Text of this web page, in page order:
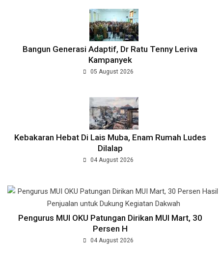
Bangun Generasi Adaptif, Dr Ratu Tenny Leriva
Kampanyek
05 August 2026
Kebakaran Hebat Di Lais Muba, Enam Rumah Ludes
Dilalap
04 August 2026
Pengurus MUI OKU Patungan Dirikan MUI Mart, 30
Persen H
04 August 2026